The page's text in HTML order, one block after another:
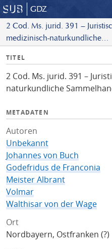
GDZ
2 Cod. Ms. jurid. 391 –
medizinisch-naturkundliche
I
f
o
TITEL
2 Cod. Ms. jurid. 391 –
naturkundliche
METADATEN
Autoren
Unbekannt
Johannes von Buch
Godefridus de Franconia
Meister Albrant
Volmar
Walthisar von der Wage
Ort
Nordbayern, Ostfranken (?)